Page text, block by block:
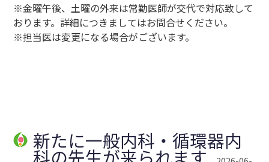
※金曜午後、土曜の外来は常勤医師が交代で対応致して
おります。詳細につきましてはお問合せください。
※担当医は変更になる場合がございます。
新たに一般内科・循環器内